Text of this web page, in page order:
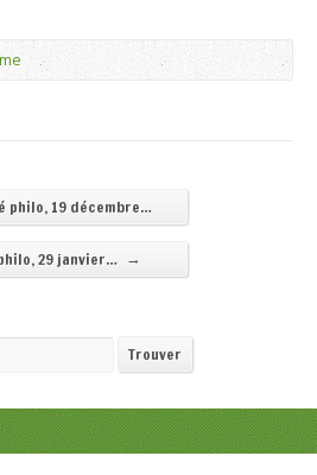
philo, 19 décembre…
29 janvier… →
Trouver